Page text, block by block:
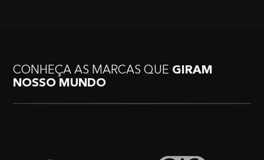
CONHEÇA AS MARCAS QUE GIRAM
NOSSO MUNDO